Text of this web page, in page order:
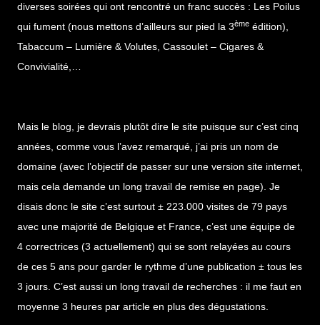
diverses soirées qui ont rencontré un franc succès : Les Poilus
qui fument (nous mettons d’ailleurs sur pied la 3ème édition),
Tabaccum – Lumière & Volutes, Cassoulet – Cigares &
Convivialité,…
Mais le blog, je devrais plutôt dire le site puisque sur c’est cinq
années, comme vous l’avez remarqué, j’ai pris un nom de
domaine (avec l’objectif de passer sur une version site internet,
mais cela demande un long travail de remise en page). Je
disais donc le site c’est surtout ± 223.000 visites de 79 pays
avec une majorité de Belgique et France, c’est une équipe de
4 correctrices (3 actuellement) qui se sont relayées au cours
de ces 5 ans pour garder le rythme d’une publication ± tous les
3 jours. C’est aussi un long travail de recherches : il me faut en
moyenne 3 heures par article en plus des dégustations.